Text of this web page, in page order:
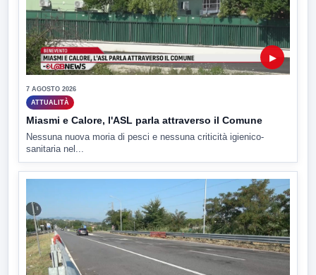
▶
7 AGOSTO 2026
ATTUALITÀ
Miasmi e Calore, l'ASL parla attraverso il Comune
Nessuna nuova moria di pesci e nessuna criticità igienico-
sanitaria nel...